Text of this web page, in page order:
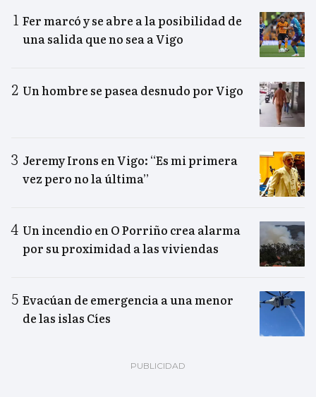
Fer marcó y se abre a la posibilidad de
una salida que no sea a Vigo
Un hombre se pasea desnudo por Vigo
Jeremy Irons en Vigo: “Es mi primera
vez pero no la última”
Un incendio en O Porriño crea alarma
por su proximidad a las viviendas
Evacúan de emergencia a una menor
de las islas Cíes